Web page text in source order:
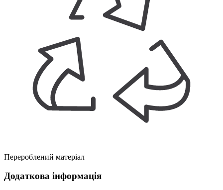
Перероблений матеріал
Додаткова інформація